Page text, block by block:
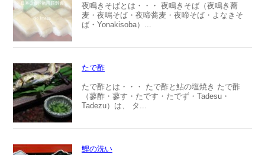
夜鳴きそばとは・・・ 夜鳴きそば（夜鳴き蕎
麦・夜鳴そば・夜啼蕎麦・夜啼そば・よなきそ
ば・Yonakisoba）...
たで酢
たで酢とは・・・ たで酢と鮎の塩焼き たで酢
（蓼酢・蓼す・たです・たでず・Tadesu・
Tadezu）は、 タ...
鯉の洗い